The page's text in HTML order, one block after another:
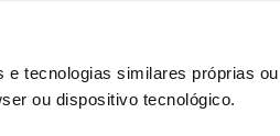
tecnologias similares próprias
ou dispositivo tecnológico.
não foi tão incrível.